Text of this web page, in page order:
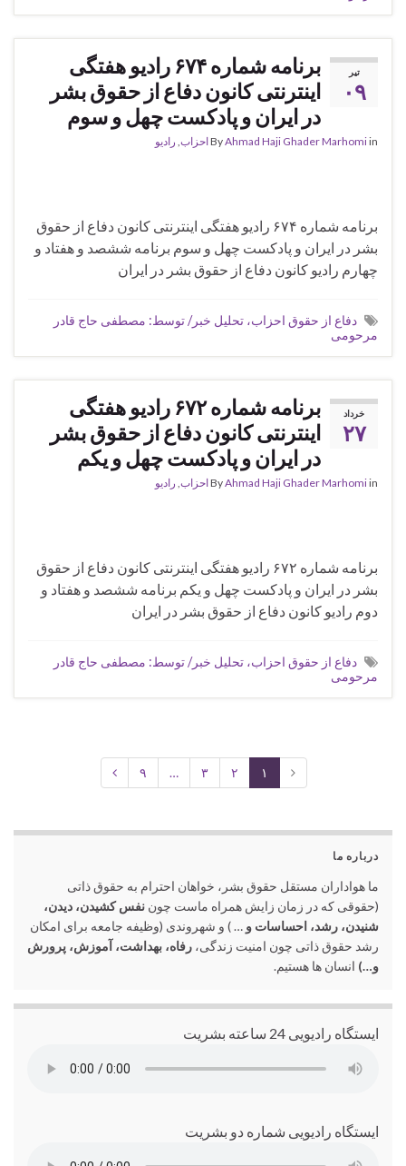
تیر
۰۹
برنامه شماره ۶۷۴ رادیو هفتگی
اینترنتی کانون دفاع از حقوق بشر
در ایران و پادکست چهل و سوم
ByAhmad Haji Ghader Marhomiin احزاب رادیو
برنامه شماره ۶۷۴ رادیو هفتگی اینترنتی کانون دفاع از حقوق
بشر در ایران و پادکست چهل و سوم برنامه ششصد و هفتاد و
چهارم رادیو کانون دفاع از حقوق بشر در ایران
دفاع از حقوق احزاب، تحلیل خبر/ توسط: مصطفی حاج قادر
مرحومی
خرداد
۲۷
برنامه شماره ۶۷۲ رادیو هفتگی
اینترنتی کانون دفاع از حقوق بشر
در ایران و پادکست چهل و یکم
ByAhmad Haji Ghader Marhomiin احزاب رادیو
برنامه شماره ۶۷۲ رادیو هفتگی اینترنتی کانون دفاع از حقوق
بشر در ایران و پادکست چهل و یکم برنامه ششصد و هفتاد و
دوم رادیو کانون دفاع از حقوق بشر در ایران
دفاع از حقوق احزاب، تحلیل خبر/ توسط: مصطفی حاج قادر
مرحومی
۱ ۲ ۳ … ۹
درباره ما
ما هواداران مستقل حقوق بشر، خواهان احترام به حقوق ذاتی
(حقوقی که در زمان زایش همراه ماست چون نفس کشیدن، دیدن،
شنیدن، رشد، احساسات و … ) و شهروندی (وظیفه جامعه برای امکان
رشد حقوق ذاتی چون امنیت زندگی، رفاه، بهداشت، آموزش، پرورش
و…) انسان ها هستیم.
ایستگاه رادیویی 24 ساعته بشریت
ایستگاه رادیویی شماره دو بشریت